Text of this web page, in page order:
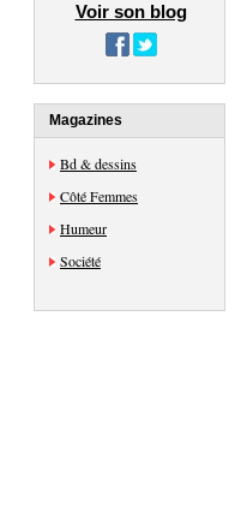
Voir son blog
Magazines
Bd & dessins
Côté Femmes
Humeur
Société